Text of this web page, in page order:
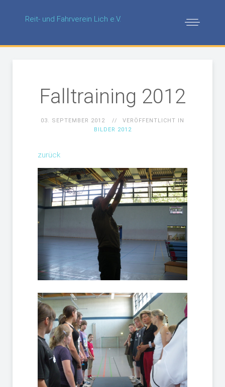
Reit- und Fahrverein Lich e.V.
Falltraining 2012
03. SEPTEMBER 2012
VERÖFFENTLICHT IN
BILDER 2012
zurück